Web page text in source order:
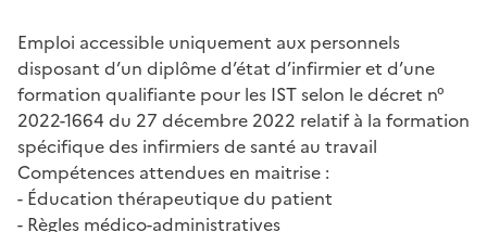
Emploi accessible uniquement aux personnels
disposant d’un diplôme d’état d’infirmier et d’une
formation qualifiante pour les IST selon le décret n°
2022-1664 du 27 décembre 2022 relatif à la formation
spécifique des infirmiers de santé au travail
Compétences attendues en maitrise :
- Éducation thérapeutique du patient
- Règles médico-administratives